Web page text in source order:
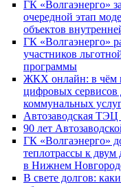
ГК «Волгаэнерго»
очередной этап
объектов
ГК «Волгаэнерго»
участников
программы
ЖКХ онлайн: в чём
цифровых сервисов
коммунальных
Автозаводская ТЭЦ
90 лет
ГК «Волгаэнерго»
теплотрассы к двум
в Нижнем
В свете долгов: